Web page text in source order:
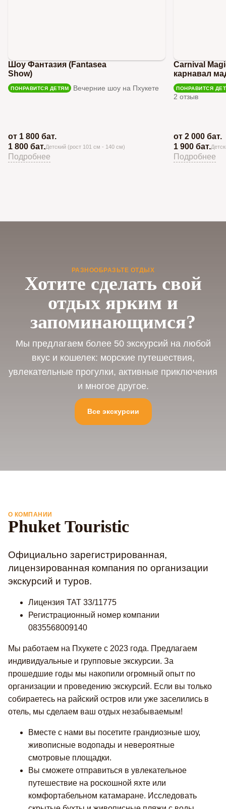
Шоу Фантазия (Fantasea
Show)
ПОНРАВИТСЯ ДЕТЯМ Вечерние шоу на Пхукете
от 1 800 бат.
1 800 бат.Детский (рост 101 см - 140 см)
Подробнее
Carnival
карнавал
ПОНРАВИТСЯ
2 отзыв
от 2 000 бат.
1 900 бат.
Подробнее
РАЗНООБРАЗЬТЕ ОТДЫХ
Хотите сделать свой
отдых ярким и
запоминающимся?
Мы предлагаем более 50 экскурсий на любой
вкус и кошелек: морские путешествия,
увлекательные прогулки, активные приключения
и многое другое.
Все экскурсии
О КОМПАНИИ
Phuket Touristic
Официально зарегистрированная,
лицензированная компания по организации
экскурсий и туров.
Лицензия TAT 33/11775
Регистрационный номер компании
0835568009140
Мы работаем на Пхукете с 2023 года. Предлагаем
индивидуальные и групповые экскурсии. За
прошедшие годы мы накопили огромный опыт по
организации и проведению экскурсий. Если вы только
собираетесь на райский остров или уже заселились в
отель, мы сделаем ваш отдых незабываемым!
Вместе с нами вы посетите грандиозные шоу,
живописные водопады и невероятные
смотровые площадки.
Вы сможете отправиться в увлекательное
путешествие на роскошной яхте или
комфортабельном катамаране. Исследовать